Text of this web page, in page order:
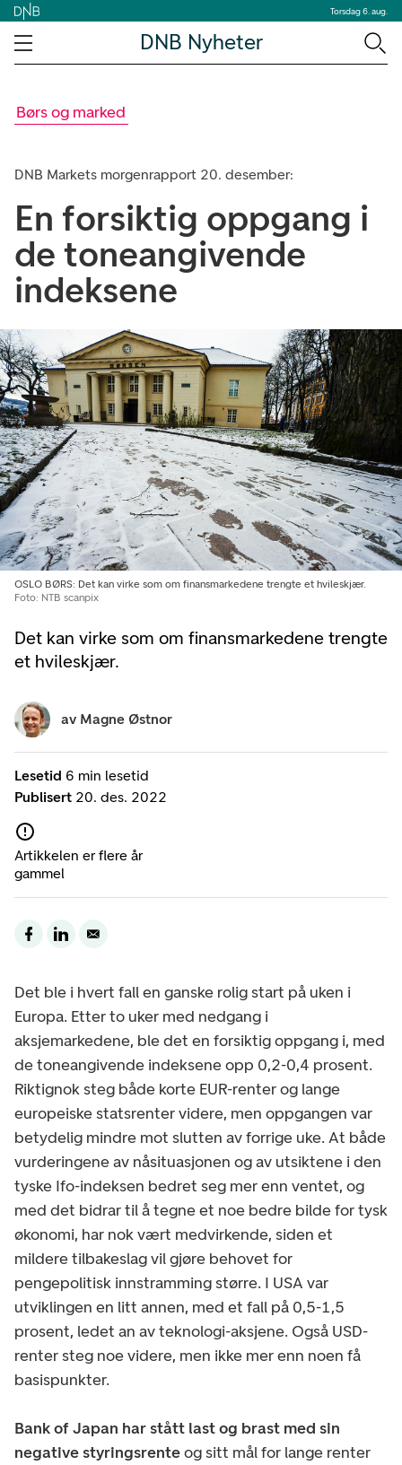
Torsdag 6. aug.
DNB Nyheter
Børs og marked
DNB Markets morgenrapport 20. desember:
En forsiktig oppgang i
de toneangivende
indeksene
Det kan virke som om finansmarkedene trengte
et hvileskjær.
OSLO BØRS: Det kan virke som om finansmarkedene trengte et hvileskjær.
Foto: NTB scanpix
Lesetid 6 min lesetid
Publisert 20. des. 2022
Artikkelen er flere år
gammel
av Magne Østnor
Det ble i hvert fall en ganske rolig start på uken i
Europa. Etter to uker med nedgang i
aksjemarkedene, ble det en forsiktig oppgang i, med
de toneangivende indeksene opp 0,2-0,4 prosent.
Riktignok steg både korte EUR-renter og lange
europeiske statsrenter videre, men oppgangen var
betydelig mindre mot slutten av forrige uke. At både
vurderingene av nåsituasjonen og av utsiktene i den
tyske Ifo-indeksen bedret seg mer enn ventet, og
med det bidrar til å tegne et noe bedre bilde for tysk
økonomi, har nok vært medvirkende, siden et
mildere tilbakeslag vil gjøre behovet for
pengepolitisk innstramming større. I USA var
utviklingen en litt annen, med et fall på 0,5-1,5
prosent, ledet an av teknologi-aksjene. Også USD-
renter steg noe videre, men ikke mer enn noen få
basispunkter.
Bank of Japan har stått last og brast med sin
negative styringsrenteog sitt mål for lange renter